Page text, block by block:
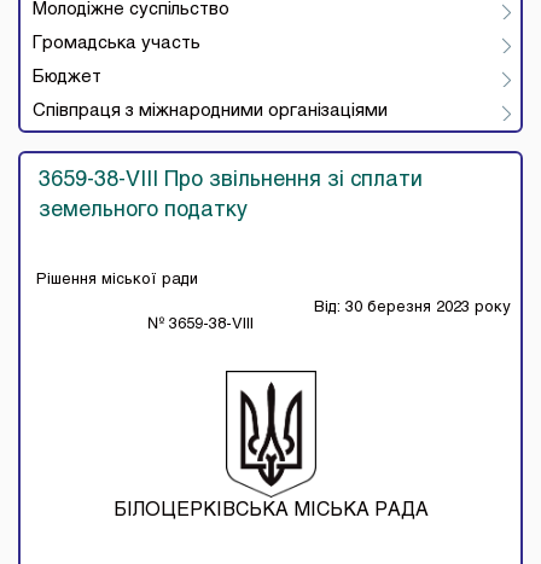
Молодіжне суспільство
Громадська участь
Бюджет
Співпраця з міжнародними організаціями
3659-38-VIII Про звільнення зі сплати
земельного податку
Рішення міської ради
№ 3659-38-VIII
Від: 30 березня 2023 року
БІЛОЦЕРКІВСЬКА МІСЬКА РАДА